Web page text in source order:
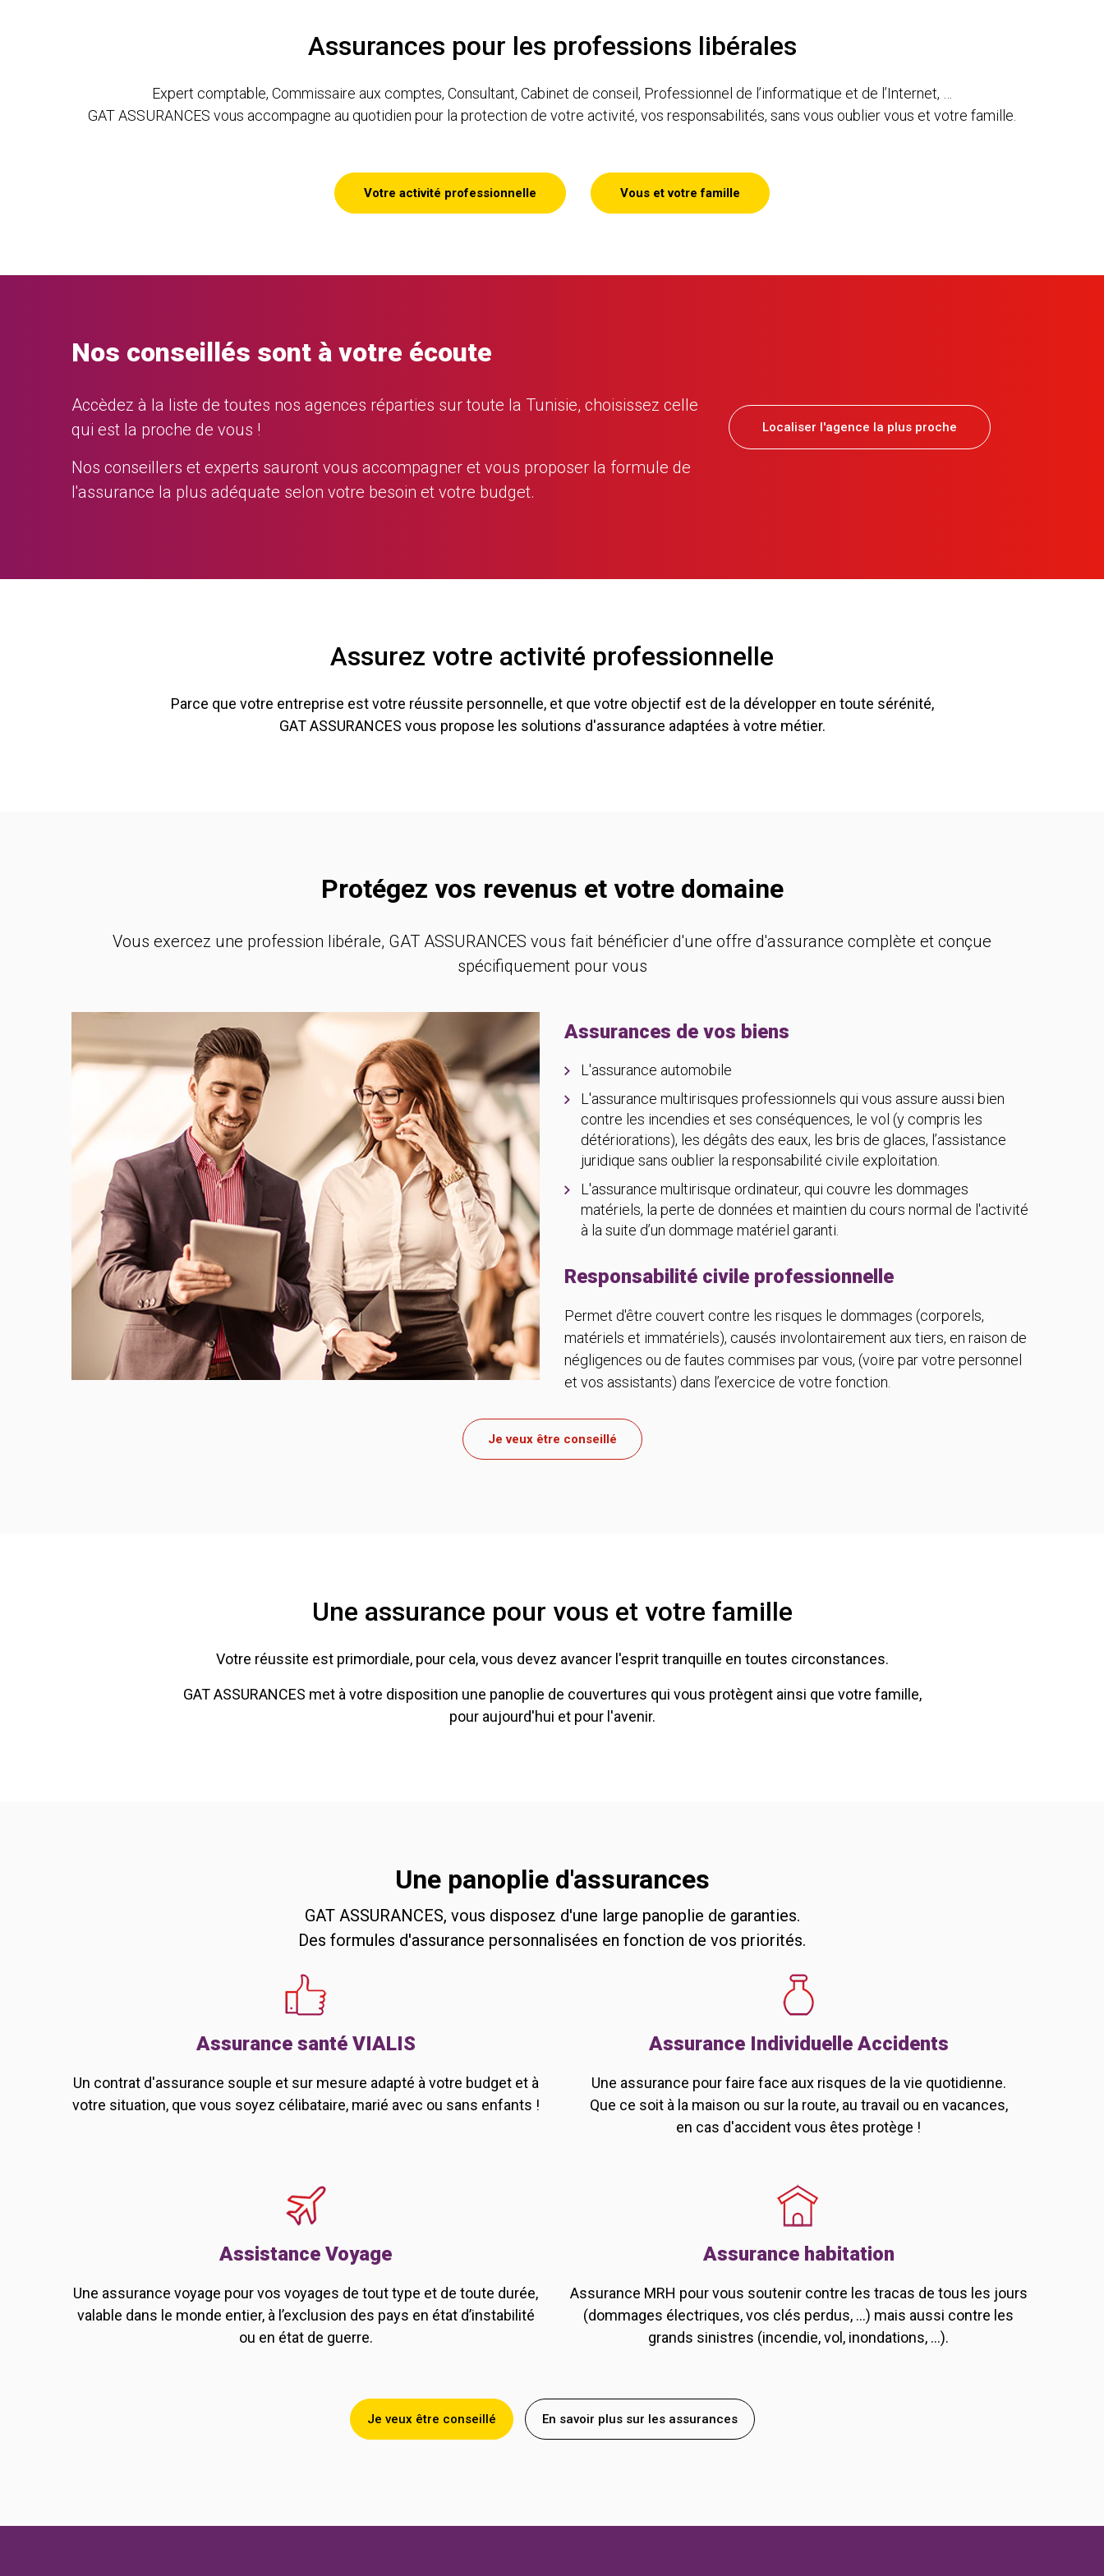
Assurances pour les professions libérales
Expert comptable, Commissaire aux comptes, Consultant, Cabinet de conseil, Professionnel de l’informatique et de l’Internet, …
GAT ASSURANCES vous accompagne au quotidien pour la protection de votre activité, vos responsabilités, sans vous oublier vous et votre famille.
Votre activité professionnelle Vous et votre famille
Nos conseillés sont à votre écoute
Accèdez à la liste de toutes nos agences réparties sur toute la Tunisie, choisissez celle
qui est la proche de vous !
Nos conseillers et experts sauront vous accompagner et vous proposer la formule de
l'assurance la plus adéquate selon votre besoin et votre budget.
Localiser l'agence la plus proche
Assurez votre activité professionnelle
Parce que votre entreprise est votre réussite personnelle, et que votre objectif est de la développer en toute sérénité,
GAT ASSURANCES vous propose les solutions d'assurance adaptées à votre métier.
Protégez vos revenus et votre domaine
Vous exercez une profession libérale, GAT ASSURANCES vous fait bénéficier d'une offre d'assurance complète et conçue
spécifiquement pour vous
Assurances de vos biens
L'assurance automobile
L'assurance multirisques professionnels qui vous assure aussi bien
contre les incendies et ses conséquences, le vol (y compris les
détériorations), les dégâts des eaux, les bris de glaces, l’assistance
juridique sans oublier la responsabilité civile exploitation.
L'assurance multirisque ordinateur, qui couvre les dommages
matériels, la perte de données et maintien du cours normal de l'activité
à la suite d’un dommage matériel garanti.
Responsabilité civile professionnelle
Permet d'être couvert contre les risques le dommages (corporels,
matériels et immatériels), causés involontairement aux tiers, en raison de
négligences ou de fautes commises par vous, (voire par votre personnel
et vos assistants) dans l’exercice de votre fonction.
Je veux être conseillé
Une assurance pour vous et votre famille
Votre réussite est primordiale, pour cela, vous devez avancer l'esprit tranquille en toutes circonstances.
GAT ASSURANCES met à votre disposition une panoplie de couvertures qui vous protègent ainsi que votre famille,
pour aujourd'hui et pour l'avenir.
Une panoplie d'assurances
GAT ASSURANCES, vous disposez d'une large panoplie de garanties.
Des formules d'assurance personnalisées en fonction de vos priorités.
Assurance santé VIALIS
Un contrat d'assurance souple et sur mesure adapté à votre budget et à
votre situation, que vous soyez célibataire, marié avec ou sans enfants !
Assurance Individuelle Accidents
Une assurance pour faire face aux risques de la vie quotidienne.
Que ce soit à la maison ou sur la route, au travail ou en vacances,
en cas d'accident vous êtes protège !
Assistance Voyage
Une assurance voyage pour vos voyages de tout type et de toute durée,
valable dans le monde entier, à l’exclusion des pays en état d’instabilité
ou en état de guerre.
Assurance habitation
Assurance MRH pour vous soutenir contre les tracas de tous les jours
(dommages électriques, vos clés perdus, ...) mais aussi contre les
grands sinistres (incendie, vol, inondations, ...).
Je veux être conseillé En savoir plus sur les assurances